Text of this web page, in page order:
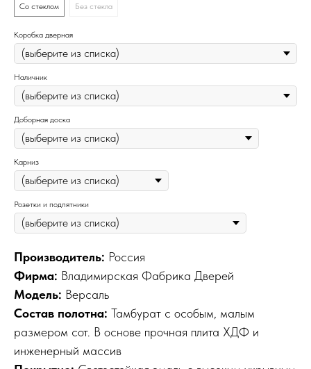
Со стеклом
Без стекла
Коробка дверная
Наличник
Доборная доска
Карниз
Розетки и подпятники
Производитель: Россия
Фирма: Владимирская Фабрика Дверей
Модель: Версаль
Состав полотна: Тамбурат с особым, малым
размером сот. В основе прочная плита ХДФ и
инженерный массив